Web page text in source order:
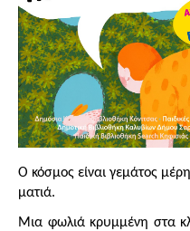
Ο κόσμος είναι γεμάτος
ματιά.
Μια φωλιά κρυμμένη στα